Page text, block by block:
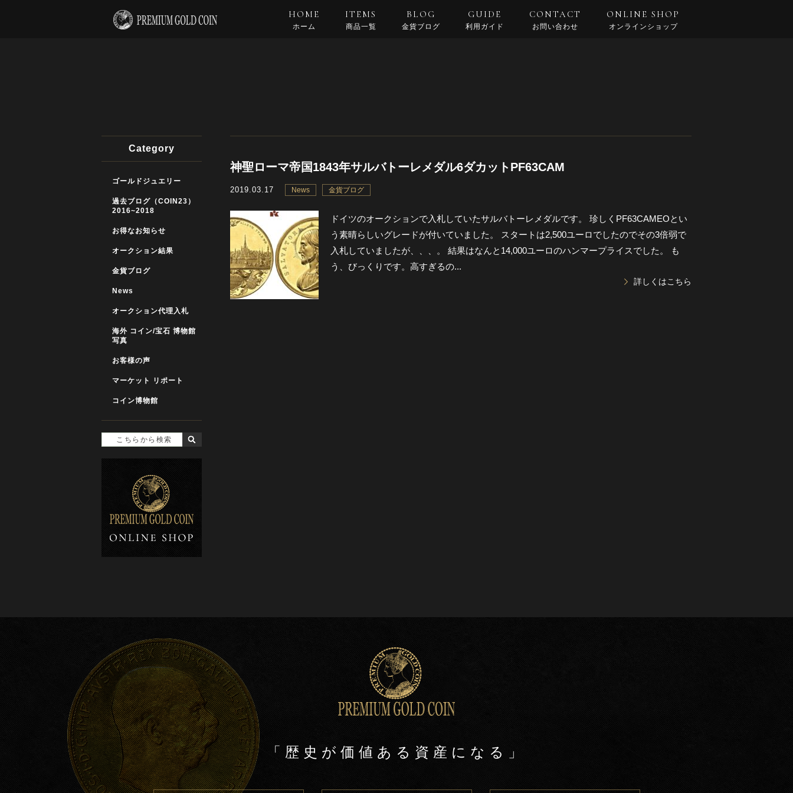
HOME
ホーム
ITEMS
商品一覧
BLOG
金貨ブログ
GUIDE
利用ガイド
CONTACT
お問い合わせ
ONLINE SHOP
オンラインショップ
神聖ローマ帝国1843年サルバトーレメダル6ダカットPF63CAM
2019.03.17 News 金貨ブログ
ドイツのオークションで入札していたサルバトーレメダルです。 珍しくPF63CAMEOとい
う素晴らしいグレードが付いていました。 スタートは2,500ユーロでしたのでその3倍弱で
入札していましたが、、、。 結果はなんと14,000ユーロのハンマープライスでした。 も
う、びっくりです。高すぎるの...
詳しくはこちら
Category
ゴールドジュエリー
過去ブログ（COIN23）
2016~2018
お得なお知らせ
オークション結果
金貨ブログ
News
オークション代理入札
海外 コイン/宝石 博物館
写真
お客様の声
マーケット リポート
コイン博物館
「歴史が価値ある資産になる」